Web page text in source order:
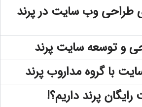
طراحی وب سایت در پرند